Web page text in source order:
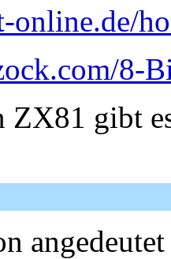
online.de/
8-
ZX81 gibt